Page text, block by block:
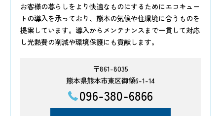
お客様の暮らしをより快適なものにするためにエコキュー
トの導入を承っており、熊本の気候や住環境に合うものを
提案しています。導入からメンテナンスまで一貫して対応
し光熱費の削減や環境保護にも貢献します。
〒861-8035
熊本県熊本市東区御領6-1-14
096-380-6866